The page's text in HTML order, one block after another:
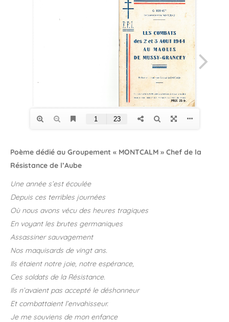
Poème dédié au Groupement « MONTCALM » Chef de la
Résistance de l’Aube
Une année s’est écoulée
Depuis ces terribles journées
Où nous avons vécu des heures tragiques
En voyant les brutes germaniques
Assassiner sauvagement
Nos maquisards de vingt ans.
Ils étaient notre joie, notre espérance,
Ces soldats de la Résistance.
Ils n’avaient pas accepté le déshonneur
Et combattaient l’envahisseur.
Je me souviens de mon enfance